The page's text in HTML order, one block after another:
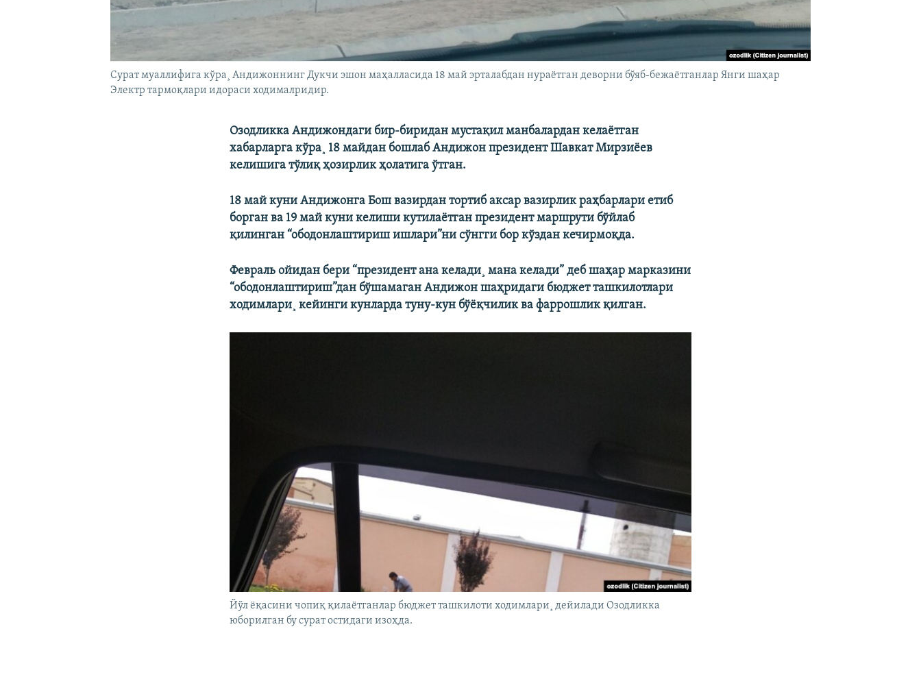
Сурат муаллифига кўра¸ Андижоннинг Дукчи эшон маҳалласида 18 май эрталабдан нураëтган деворни бўяб-бежаëтганлар Янги шаҳар
Электр тармоқлари идораси ходималридир.
Озодликка Андижондаги бир-биридан мустақил манбалардан келаëтган
хабарларга кўра¸ 18 майдан бошлаб Андижон президент Шавкат Мирзиëев
келишига тўлиқ ҳозирлик ҳолатига ўтган.
18 май куни Андижонга Бош вазирдан тортиб аксар вазирлик раҳбарлари етиб
борган ва 19 май куни келиши кутилаëтган президент маршрути бўйлаб
қилинган “ободонлаштириш ишлари”ни сўнгги бор кўздан кечирмоқда.
Февраль ойидан бери “президент ана келади¸ мана келади” деб шаҳар марказини
“ободонлаштириш”дан бўшамаган Андижон шаҳридаги бюджет ташкилотлари
ходимлари¸ кейинги кунларда туну-кун бўëқчилик ва фаррошлик қилган.
Йўл ëқасини чопиқ қилаëтганлар бюджет ташкилоти ходимлари¸ дейилади Озодликка
юборилган бу сурат остидаги изоҳда.